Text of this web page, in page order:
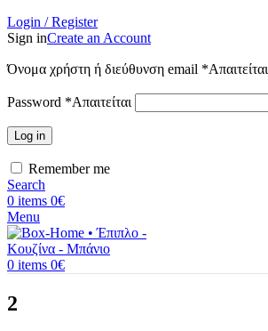
Login / Register
Sign inCreate an Account
Όνομα χρήστη ή διεύθυνση email *Απαιτείται
Password *Απαιτείται
Log in
Remember me
Search
0 items 0€
Menu
0 items 0€
2